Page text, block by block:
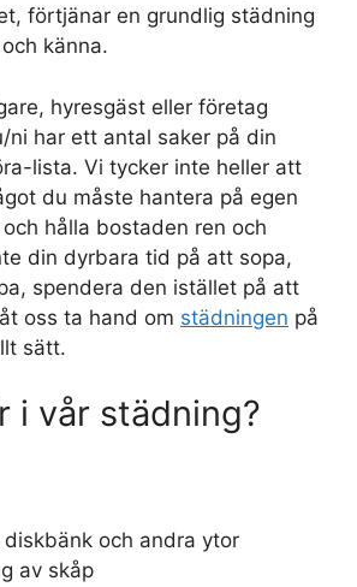
förtjänar en grundlig städning
känna.
hyresgäst eller företag
ni har ett antal saker på din
lista. Vi tycker inte heller att
du måste hantera på egen
hålla bostaden ren och
din dyrbara tid på att sopa,
spendera den istället på att
oss ta hand om städningen på
sätt.
i vår städning?
diskbänk och andra ytor
av skåp